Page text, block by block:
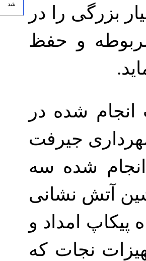
بزرگی را در
و حفظ
انجام شده در
جیرفت
انجام شده سه
آتش نشانی
پیکاپ امداد و
نجات که
شد